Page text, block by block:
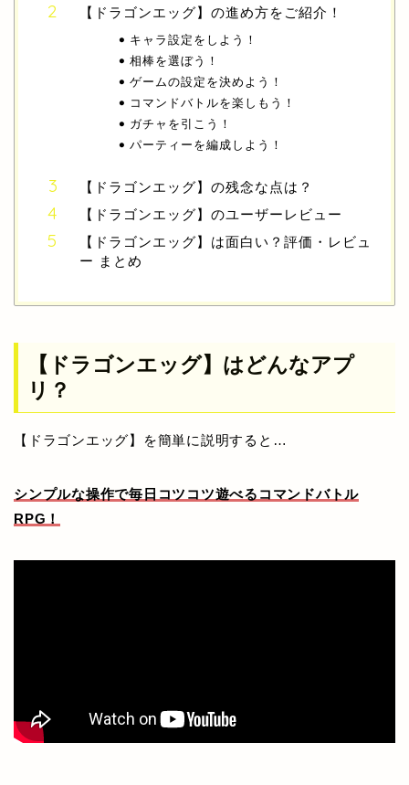
【ドラゴンエッグ】の進め方をご紹介！
キャラ設定をしよう！
相棒を選ぼう！
ゲームの設定を決めよう！
コマンドバトルを楽しもう！
ガチャを引こう！
パーティーを編成しよう！
【ドラゴンエッグ】の残念な点は？
【ドラゴンエッグ】のユーザーレビュー
【ドラゴンエッグ】は面白い？評価・レビュ
ー まとめ
【ドラゴンエッグ】はどんなアプ
リ？
【ドラゴンエッグ】を簡単に説明すると…
シンプルな操作で毎日コツコツ遊べるコマンドバトル
RPG！